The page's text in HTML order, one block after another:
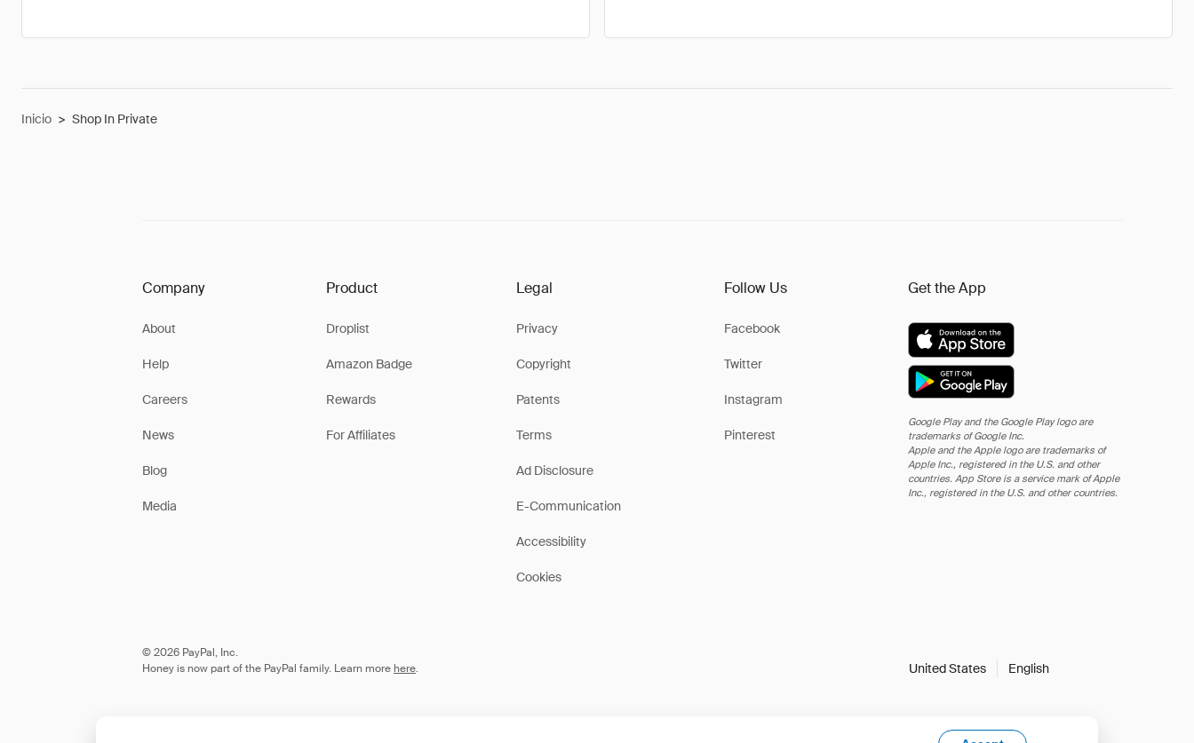
Inicio > Shop In Private
Company
About
Help
Careers
News
Blog
Media
Product
Droplist
Amazon Badge
Rewards
For Affiliates
Legal
Privacy
Copyright
Patents
Terms
Ad Disclosure
E-Communication
Accessibility
Cookies
Follow Us
Facebook
Twitter
Instagram
Pinterest
Get the App
Google Play and the Google Play logo are
trademarks of Google Inc.
Apple and the Apple logo are trademarks of
Apple Inc., registered in the U.S. and other
countries. App Store is a service mark of Apple
Inc., registered in the U.S. and other countries.
© 2026 PayPal, Inc.
Honey is now part of the PayPal family. Learn more here. United States English